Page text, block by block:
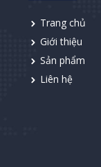
Trang chủ
Giới thiệu
Sản phẩm
Liên hệ